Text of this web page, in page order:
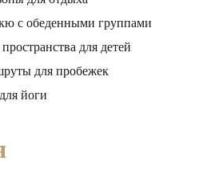
с обеденными группами
для детей
для пробежек
йоги